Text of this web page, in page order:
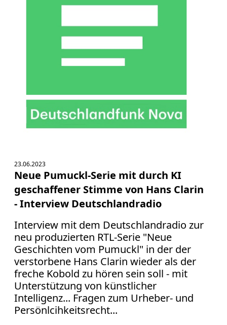
23.06.2023
Neue Pumuckl-Serie mit durch KI
geschaffener Stimme von Hans Clarin
- Interview Deutschlandradio
Interview mit dem Deutschlandradio zur
neu produzierten RTL-Serie "Neue
Geschichten vom Pumuckl" in der der
verstorbene Hans Clarin wieder als der
freche Kobold zu hören sein soll - mit
Unterstützung von künstlicher
Intelligenz... Fragen zum Urheber- und
Persönlcihkeitsrecht...